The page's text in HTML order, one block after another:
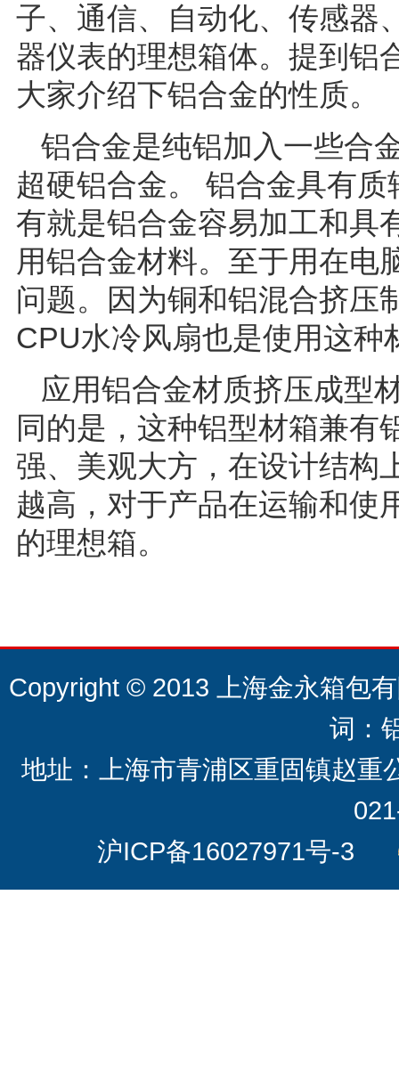
子、通信、自动化、传感器
器仪表的理想箱体。提到铝
大家介绍下铝合金的性质。
铝合金是纯铝加入一些
超硬铝合金。 铝合金具有
有就是铝合金容易加工和具
用铝合金材料。至于用在
问题。因为铜和铝混合挤压
CPU水冷风扇也是使用这种
应用铝合金材质挤压成型
同的是，这种铝型材箱兼有
强、美观大方，在设计结构
越高，对于产品在运输和使
的理想箱。
Copyright © 2013 上海金永箱包
词：
地址：上海市青浦区重固镇赵重
沪ICP备16027971号-3